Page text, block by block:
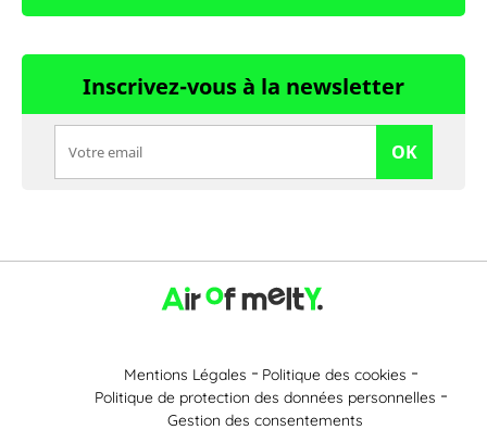
Inscrivez-vous à la newsletter
OK
Mentions Légales
Politique des cookies
Politique de protection des données personnelles
Gestion des consentements